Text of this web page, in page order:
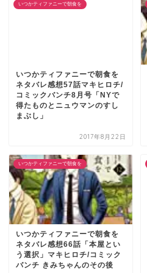
いつかティファニーで朝食を
いつかティファニーで朝食を
ネタバレ感想57話マキヒロチ/
コミックバンチ8月号「NYで
得たものとニュウマンのすし
まぶし」
2017年8月22日
いつかティファニーで朝食を
いつかティファニーで朝食を
ネタバレ感想66話「本屋とい
う選択」マキヒロチ/コミック
バンチ きみちゃんのその後